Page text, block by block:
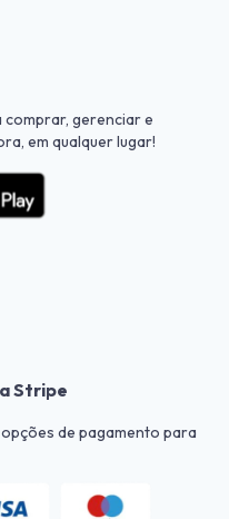
comprar, gerenciar e
em qualquer lugar!
Stripe
de pagamento para